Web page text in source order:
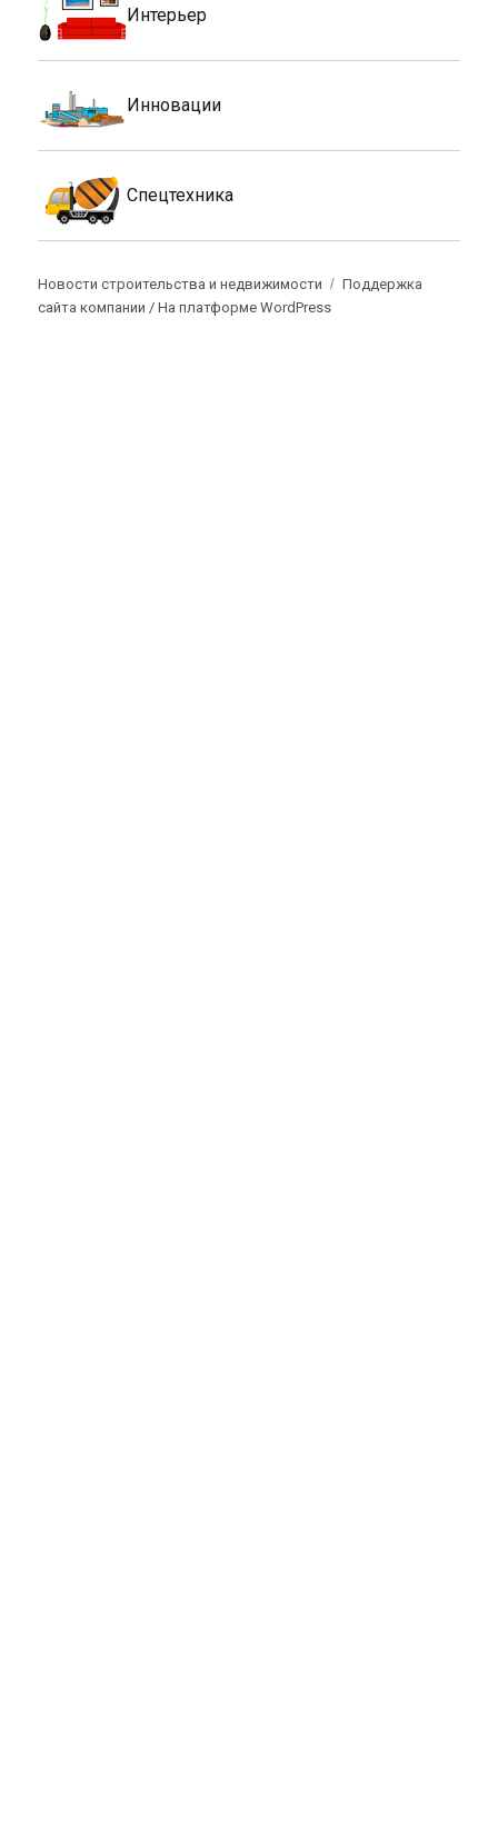
Интерьер
Инновации
Спецтехника
Новости строительства и недвижимости
Поддержка
сайта компании /На платформе WordPress